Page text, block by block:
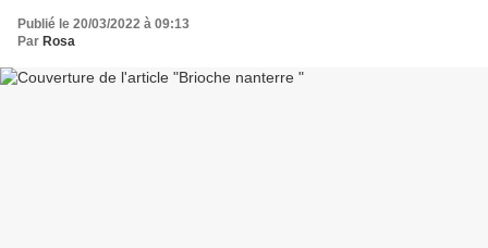
Publié le 20/03/2022 à 09:13
Par Rosa